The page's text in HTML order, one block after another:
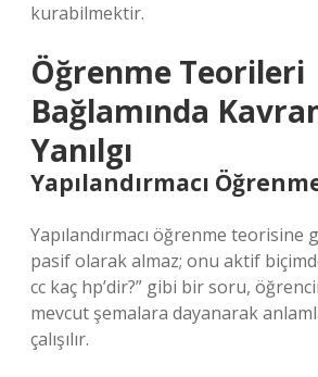
kurabilmektir.
Öğrenme Teorileri
Bağlamında
Yanılgı
Yapılandırmacı
Yapılandırmacı öğrenme teorisine
pasif olarak almaz; onu aktif
cc kaç hp’dir?” gibi bir soru,
mevcut şemalara dayanarak
çalışılır.